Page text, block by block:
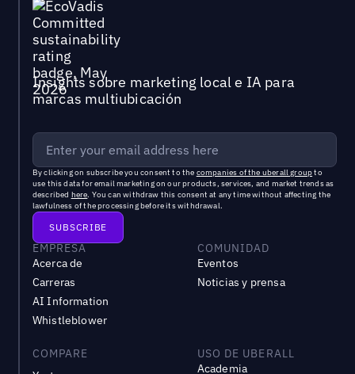
Insights sobre marketing local e IA para
marcas multiubicación
By clicking on subscribe you consent to the companies of the uberall groupto
use this data for email marketing on our products, services, and market trends as
described here. You can withdraw this consent at any time without affecting the
lawfulness of the processing before its withdrawal.
EMPRESA
Acerca de
Carreras
AI Information
Whistleblower
COMUNIDAD
Eventos
Noticias y prensa
COMPARE
USO DE UBERALL
Academia